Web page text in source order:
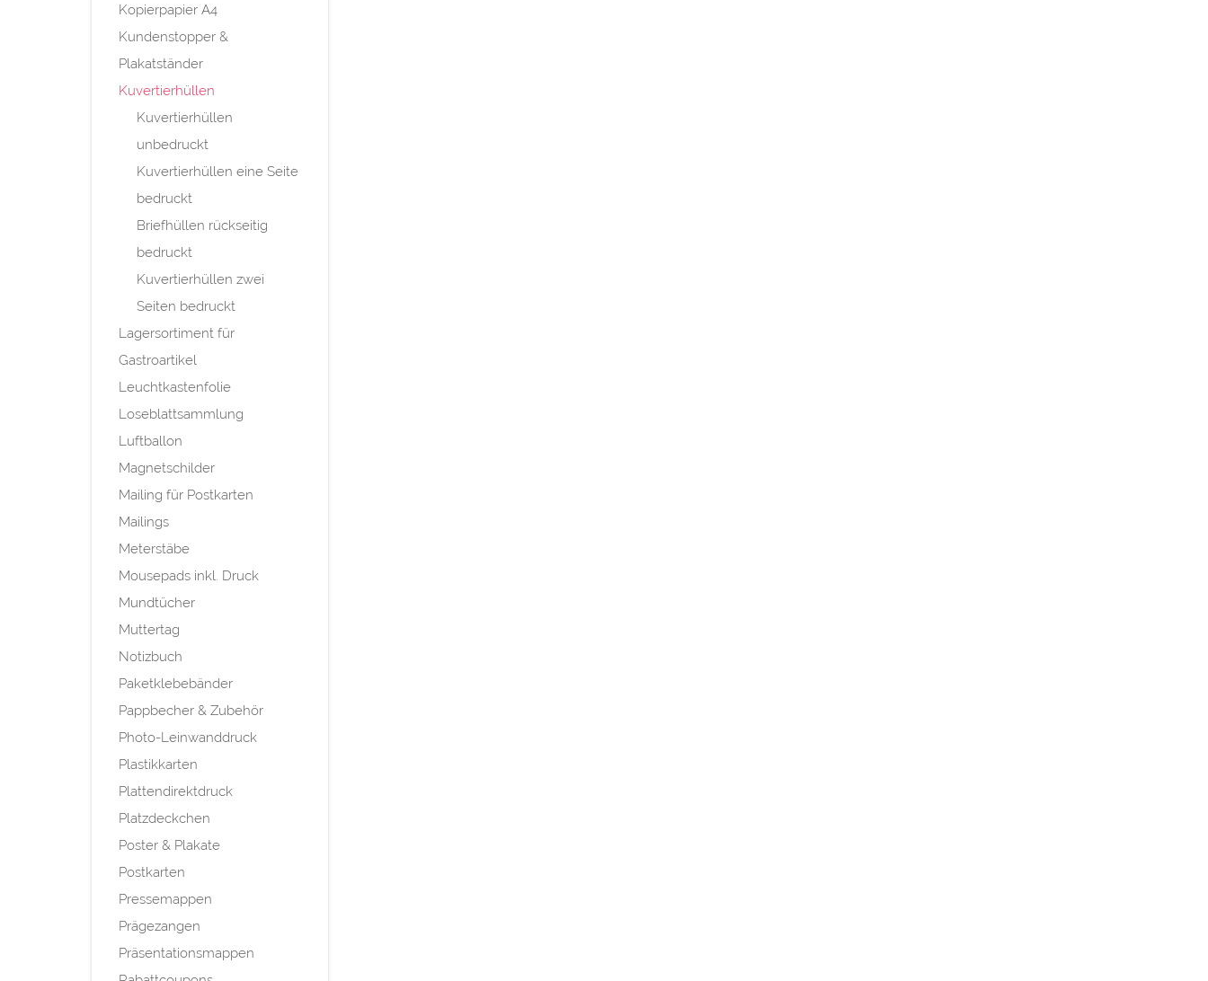
Kopierpapier A4
Kundenstopper &
Plakatständer
Kuvertierhüllen
Kuvertierhüllen
unbedruckt
Kuvertierhüllen eine Seite
bedruckt
Briefhüllen rückseitig
bedruckt
Kuvertierhüllen zwei
Seiten bedruckt
Lagersortiment für
Gastroartikel
Leuchtkastenfolie
Loseblattsammlung
Luftballon
Magnetschilder
Mailing für Postkarten
Mailings
Meterstäbe
Mousepads inkl. Druck
Mundtücher
Muttertag
Notizbuch
Paketklebebänder
Pappbecher & Zubehör
Photo-Leinwanddruck
Plastikkarten
Plattendirektdruck
Platzdeckchen
Poster & Plakate
Postkarten
Pressemappen
Prägezangen
Präsentationsmappen